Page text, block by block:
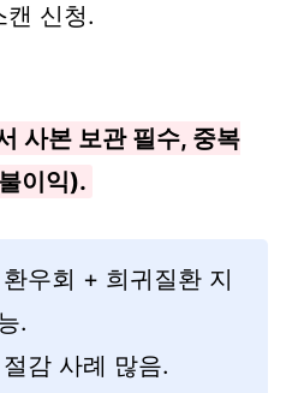
캔 신청.
사본 보관 필수, 중복
이익).
우회 + 희귀질환 지
.
감 사례 많음.